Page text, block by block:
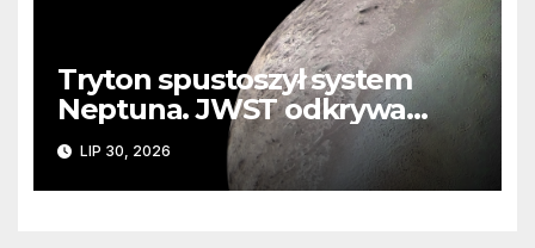
Tryton spustoszył system
Neptuna. JWST odkrywa
ślady kosmicznej katastrofy i
zaginionego lodu
LIP 30, 2026